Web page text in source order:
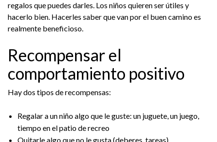
regalos que puedes darles. Los niños quieren ser útiles y
hacerlo bien. Hacerles saber que van por el buen camino es
realmente beneficioso.
Recompensar el
comportamiento positivo
Hay dos tipos de recompensas:
Regalar a un niño algo que le guste: un juguete, un juego,
tiempo en el patio de recreo
Quitarle algo que no le gusta (deberes, tareas)